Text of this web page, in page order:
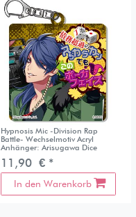
Hypnosis Mic -Division Rap
Battle- Wechselmotiv Acryl
Anhänger: Arisugawa Dice
11,90 € *
In den Warenkorb